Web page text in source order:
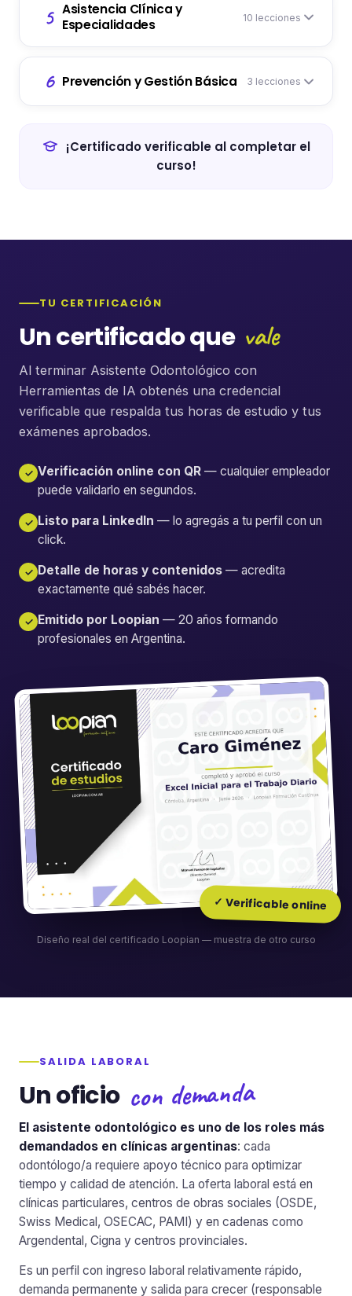
5 Asistencia Clínica y
Especialidades
10 lecciones
6 Prevención y Gestión Básica 3 lecciones
¡Certificado verificable al completar el
curso!
TU CERTIFICACIÓN
Un certificado que vale
Al terminar Asistente Odontológico con
Herramientas de IA obtenés una credencial
verificable que respalda tus horas de estudio y tus
exámenes aprobados.
✓ Verificación online con QR — cualquier empleador
puede validarlo en segundos.
✓ Listo para LinkedIn — lo agregás a tu perfil con un
click.
✓ Detalle de horas y contenidos — acredita
exactamente qué sabés hacer.
✓ Emitido por Loopian — 20 años formando
profesionales en Argentina.
✓ Verificable online
Diseño real del certificado Loopian — muestra de otro curso
SALIDA LABORAL
Un oficio con demanda
El asistente odontológico es uno de los roles más
demandados en clínicas argentinas: cada
odontólogo/a requiere apoyo técnico para optimizar
tiempo y calidad de atención. La oferta laboral está en
clínicas particulares, centros de obras sociales (OSDE,
Swiss Medical, OSECAC, PAMI) y en cadenas como
Argendental, Cigna y centros provinciales.
Es un perfil con ingreso laboral relativamente rápido,
demanda permanente y salida para crecer (responsable